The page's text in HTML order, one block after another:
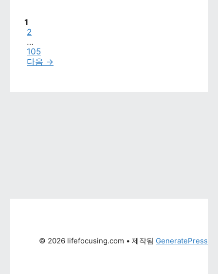
페이지
1
페이지
2
…
페이지
105
다음 →
© 2026 lifefocusing.com • 제작됨 GeneratePress